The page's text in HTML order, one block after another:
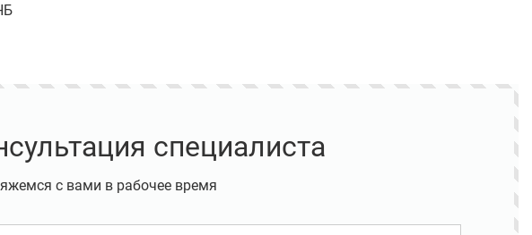
специалиста
с вами в рабочее время